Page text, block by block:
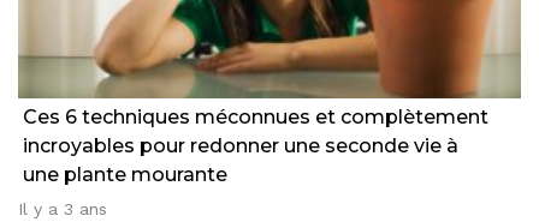
Ces 6 techniques méconnues et complètement
incroyables pour redonner une seconde vie à
une plante mourante
Il y a 3 ans